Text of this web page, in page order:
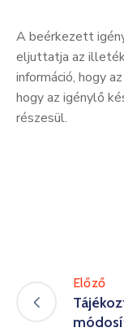
A beérkezett
eljuttatja az
információ, hogy
hogy az igénylő
részesül.
Előző